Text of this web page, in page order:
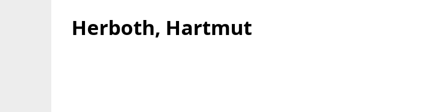
Herboth, Hartmut